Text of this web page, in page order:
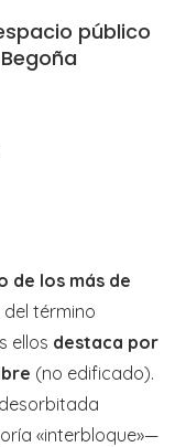
público
de los más de
del término
ellos destaca por
(no edificado).
«interbloque»—